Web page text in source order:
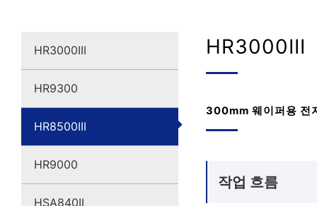
HR3000III
HR9300
HR8500III
HR9000
HSA840II
HR3000III
300mm 웨이퍼용 전
작업 흐름